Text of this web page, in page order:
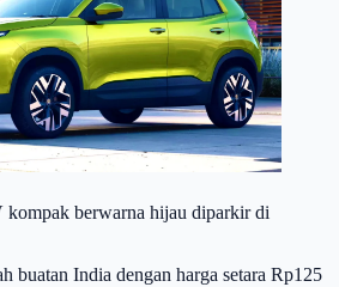
berwarna hijau diparkir di
buatan India dengan harga setara Rp125